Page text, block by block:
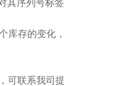
其序列号标签
库存的变化，
可联系我司提